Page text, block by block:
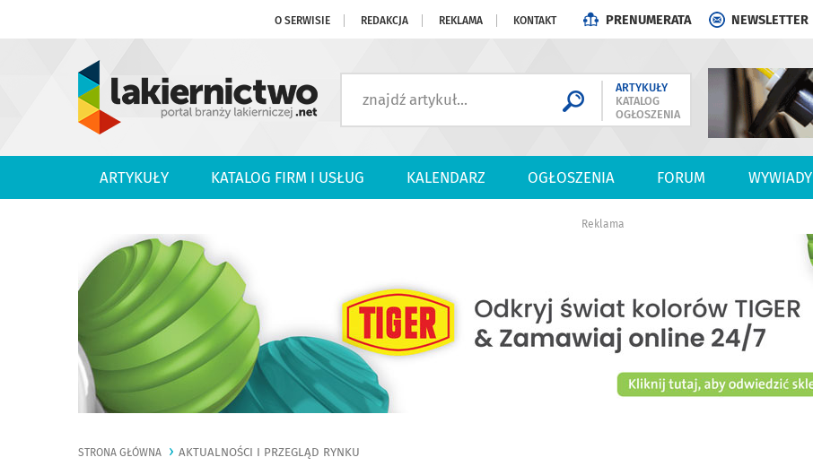
O SERWISIE REDAKCJA REKLAMA KONTAKT PRENUMERATA NEWSLETTER
ARTYKUŁY
KATALOG
OGŁOSZENIA
ARTYKUŁY KATALOG FIRM I USŁUG KALENDARZ OGŁOSZENIA FORUM WYWIADY
Reklama
STRONA GŁÓWNA AKTUALNOŚCI I PRZEGLĄD RYNKU